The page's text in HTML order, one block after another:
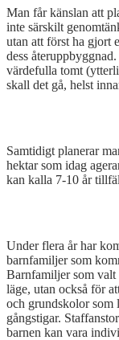
Man får känslan att
inte särskilt
utan att först ha gjort
dess
värdefulla tomt
skall det gå, helst
Samtidigt planerar
hektar som idag
kan kalla 7-10 år
Under flera år har
barnfamiljer som
Barnfamiljer som valt
läge, utan också för
och grundskolor som
gångstigar.
barnen kan vara